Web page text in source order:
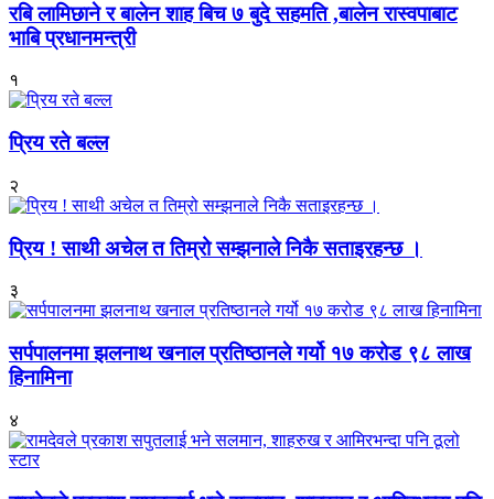
रबि लामिछाने र बालेन शाह बिच ७ बुदे सहमति ,बालेन रास्वपाबाट
भाबि प्रधानमन्त्री
१
प्रिय रते बल्ल
२
प्रिय ! साथी अचेल त तिम्रो सम्झनाले निकै सताइरहन्छ ।
३
सर्पपालनमा झलनाथ खनाल प्रतिष्ठानले गर्यो १७ करोड ९८ लाख
हिनामिना
४